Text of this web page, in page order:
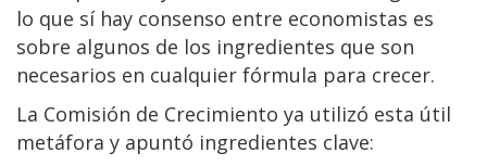
lo que sí hay consenso entre economistas es
sobre algunos de los ingredientes que son
necesarios en cualquier fórmula para crecer.
La Comisión de Crecimiento ya utilizó esta útil
metáfora y apuntó ingredientes clave: